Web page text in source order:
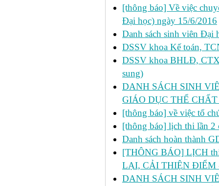
[thông báo] Về việc
Đại học) ngày 15/6/2016
Danh sách sinh viên Đại
DSSV khoa Kế toán,
DSSV khoa BHLĐ,
sung)
DANH SÁCH SINH
GIÁO DỤC THỂ
[thông báo] về việc tổ
[thông báo] lịch thi lần 2
Danh sách hoàn thành
[THÔNG BÁO] LỊCH thi
LẠI, CẢI THIỆN ĐIỂM
DANH SÁCH SINH